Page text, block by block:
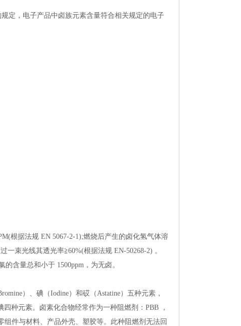
定，电子产品中卤族元素含量符合相关规定的电子
根据法规EN5067-2-1);燃烧后产生的卤化氢气体溶
束光线其透光率≧60%(根据法规EN-50268-2)。
含量总和小于1500ppm，为无卤。
）、碘（Iodine）和砹（Astatine）五种元素，
种元素。卤素化合物经常作为一种阻燃剂：PBB，
件与材料、产品外壳、塑胶等。此种阻燃剂无法回